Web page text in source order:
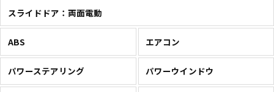
スライドドア：両面電動
ABS エアコン
パワーステアリング パワーウインドウ